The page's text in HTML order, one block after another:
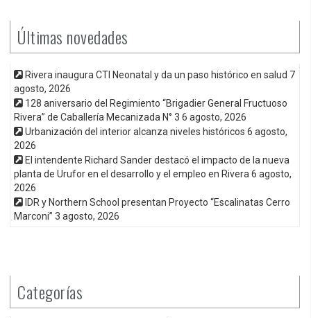
Últimas novedades
Rivera inaugura CTI Neonatal y da un paso histórico en salud 7
agosto, 2026
128 aniversario del Regimiento “Brigadier General Fructuoso
Rivera” de Caballería Mecanizada N° 3 6 agosto, 2026
Urbanización del interior alcanza niveles históricos 6 agosto,
2026
El intendente Richard Sander destacó el impacto de la nueva
planta de Urufor en el desarrollo y el empleo en Rivera 6 agosto,
2026
IDR y Northern School presentan Proyecto “Escalinatas Cerro
Marconi” 3 agosto, 2026
Categorías